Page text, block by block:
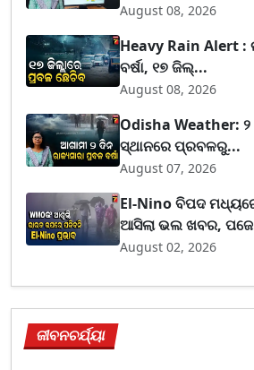
August 08, 2026
Heavy Rain Alert :
ବର୍ଷା, ୧୭ ଜିଲ୍...
August 08, 2026
Odisha Weather:
ସ୍ଥାନରେ ପ୍ରବଳରୁ...
August 07, 2026
El-Nino ବିପଦ
ଆସିଲା ଭଲ ଖବର,
August 02, 2026
ଜୀବନଚର୍ଯ୍ୟା